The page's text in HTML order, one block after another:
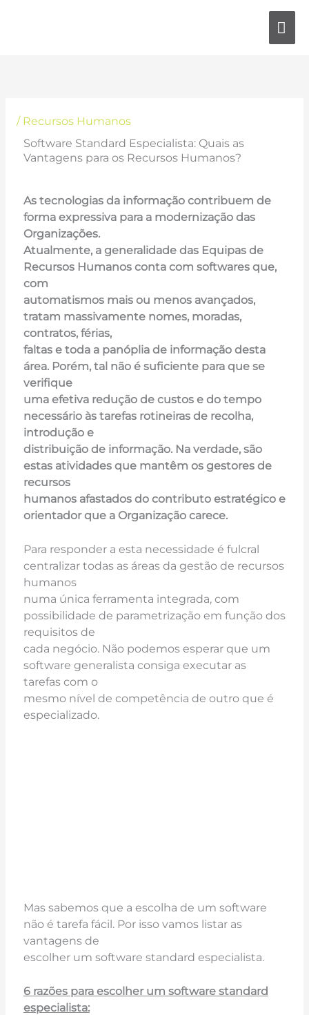
/ Recursos Humanos
Software Standard Especialista: Quais as
Vantagens para os Recursos Humanos?
As tecnologias da informação contribuem de
forma expressiva para a modernização das
Organizações.
Atualmente, a generalidade das Equipas de
Recursos Humanos conta com softwares que,
com
automatismos mais ou menos avançados,
tratam massivamente nomes, moradas,
contratos, férias,
faltas e toda a panóplia de informação desta
área. Porém, tal não é suficiente para que se
verifique
uma efetiva redução de custos e do tempo
necessário às tarefas rotineiras de recolha,
introdução e
distribuição de informação. Na verdade, são
estas atividades que mantêm os gestores de
recursos
humanos afastados do contributo estratégico e
orientador que a Organização carece.
Para responder a esta necessidade é fulcral
centralizar todas as áreas da gestão de recursos
humanos
numa única ferramenta integrada, com
possibilidade de parametrização em função dos
requisitos de
cada negócio. Não podemos esperar que um
software generalista consiga executar as
tarefas com o
mesmo nível de competência de outro que é
especializado.
Mas sabemos que a escolha de um software
não é tarefa fácil. Por isso vamos listar as
vantagens de
escolher um software standard especialista.
6 razões para escolher um software standard
especialista: